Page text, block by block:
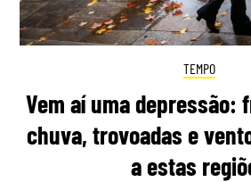
TEMPO
Vem aí uma depressão:
chuva, trovoadas e
a estas